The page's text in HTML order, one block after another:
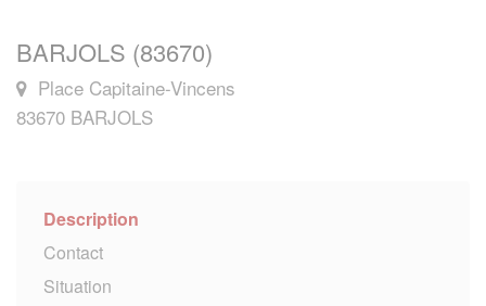
BARJOLS (83670)
Place Capitaine-Vincens
83670 BARJOLS
Description
Contact
Situation